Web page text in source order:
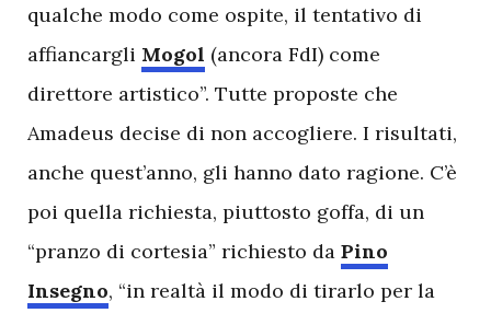
qualche modo come ospite, il tentativo di
affiancargli Mogol (ancora FdI) come
direttore artistico”. Tutte proposte che
Amadeus decise di non accogliere. I risultati,
anche quest’anno, gli hanno dato ragione. C’è
poi quella richiesta, piuttosto goffa, di un
“pranzo di cortesia” richiesto da Pino
Insegno, “in realtà il modo di tirarlo per la